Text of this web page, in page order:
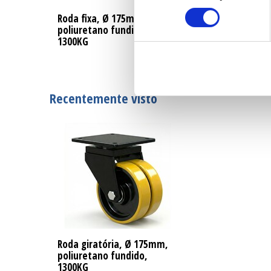
Roda fixa, Ø 175mm,
poliuretano fundido,
1300KG
Recentemente visto
Roda giratória, Ø 175mm,
poliuretano fundido,
1300KG